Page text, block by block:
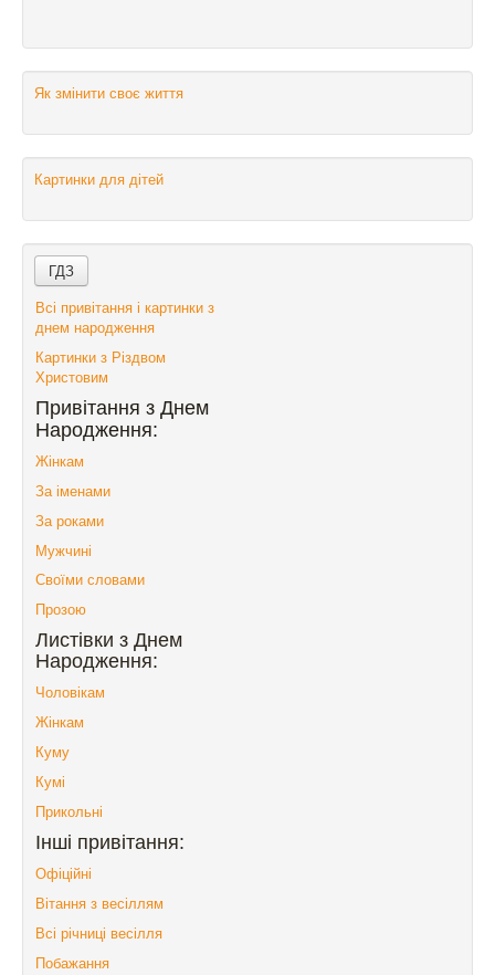
Як змінити своє життя
Картинки для дітей
Всі привітання і картинки з
днем народження
Картинки з Різдвом
Христовим
Привітання з Днем
Народження:
Жінкам
За іменами
За роками
Мужчині
Своїми словами
Прозою
Листівки з Днем
Народження:
Чоловікам
Жінкам
Куму
Кумі
Прикольні
Інші привітання:
Офіційні
Вітання з весіллям
Всі річниці весілля
Побажання